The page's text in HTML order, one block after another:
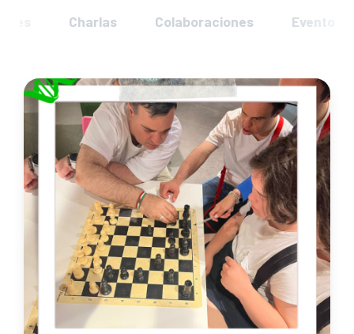
Charlas Colaboraciones Eventos